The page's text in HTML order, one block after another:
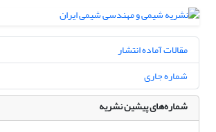
مقالات آماده انتشار
شماره جاری
شماره‌های پیشین نشریه